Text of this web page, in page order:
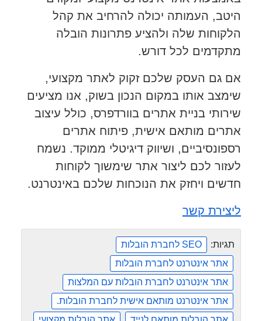
היטב, העמותה יכולה להרחיב את קהל
הלקוחות שלה ולהציע פתרונות הובלה
מתקדמים לכל דורש.
אם גם העסק שלכם זקוק לאתר מקצועי,
שימצב אותו במקום הנכון בשוק, אנו מציעים
שירותי בניית אתרים בוורדפרס, כולל עיצוב
אתרים מותאם אישית, פיתוח אתרים
רספונסיביים, ושיווק דיגיטלי ממוקד. נשמח
לעזור לכם ליצור אתר שימשוך לקוחות
חדשים ויחזק את הנוכחות שלכם באינטרנט.
ליצירת קשר
תגיות:
SEO לחברת הובלות
אתר אינטרנט לחברת הובלות
אתר אינטרנט לחברת הובלות עם המלצות
אתר אינטרנט מותאם אישית לחברת הובלות.